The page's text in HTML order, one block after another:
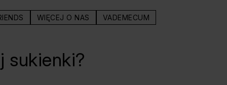
WIĘCEJ O NAS VADEMECUM
sukienki?